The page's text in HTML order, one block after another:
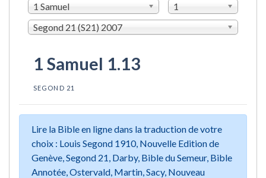
1 Samuel
1
Segond 21 (S21) 2007
1 Samuel 1.13
SEGOND 21
Lire la Bible en ligne dans la traduction de votre
choix : Louis Segond 1910, Nouvelle Edition de
Genève, Segond 21, Darby, Bible du Semeur, Bible
Annotée, Ostervald, Martin, Sacy, Nouveau